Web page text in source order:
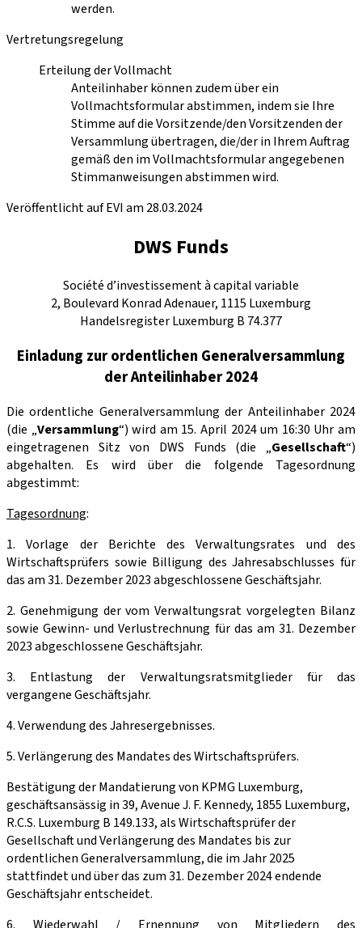
werden.
Vertretungsregelung
Erteilung der Vollmacht
Anteilinhaber können zudem über ein
Vollmachtsformular abstimmen, indem sie Ihre
Stimme auf die Vorsitzende/den Vorsitzenden der
Versammlung übertragen, die/der in Ihrem Auftrag
gemäß den im Vollmachtsformular angegebenen
Stimmanweisungen abstimmen wird.
Veröffentlicht auf EVI am 28.03.2024
DWS Funds
Société d’investissement à capital variable
2, Boulevard Konrad Adenauer, 1115 Luxemburg
Handelsregister Luxemburg B 74.377
Einladung zur ordentlichen Generalversammlung
der Anteilinhaber 2024
Die ordentliche Generalversammlung der Anteilinhaber 2024
(die „Versammlung“) wird am 15. April 2024 um 16:30 Uhr am
eingetragenen Sitz von DWS Funds (die „Gesellschaft“)
abgehalten. Es wird über die folgende Tagesordnung
abgestimmt:
Tagesordnung:
1. Vorlage der Berichte des Verwaltungsrates und des
Wirtschaftsprüfers sowie Billigung des Jahresabschlusses für
das am 31. Dezember 2023 abgeschlossene Geschäftsjahr.
2. Genehmigung der vom Verwaltungsrat vorgelegten Bilanz
sowie Gewinn- und Verlustrechnung für das am 31. Dezember
2023 abgeschlossene Geschäftsjahr.
3. Entlastung der Verwaltungsratsmitglieder für das
vergangene Geschäftsjahr.
4. Verwendung des Jahresergebnisses.
5. Verlängerung des Mandates des Wirtschaftsprüfers.
Bestätigung der Mandatierung von KPMG Luxemburg,
geschäftsansässig in 39, Avenue J. F. Kennedy, 1855 Luxemburg,
R.C.S. Luxemburg B 149.133, als Wirtschaftsprüfer der
Gesellschaft und Verlängerung des Mandates bis zur
ordentlichen Generalversammlung, die im Jahr 2025
stattfindet und über das zum 31. Dezember 2024 endende
Geschäftsjahr entscheidet.